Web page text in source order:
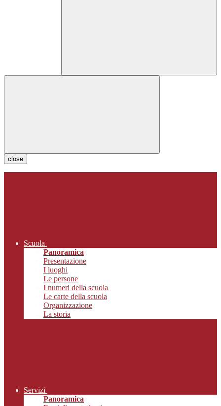
close
Scuola
Panoramica
Presentazione
I luoghi
Le persone
I numeri della scuola
Le carte della scuola
Organizzazione
La storia
Servizi
Panoramica